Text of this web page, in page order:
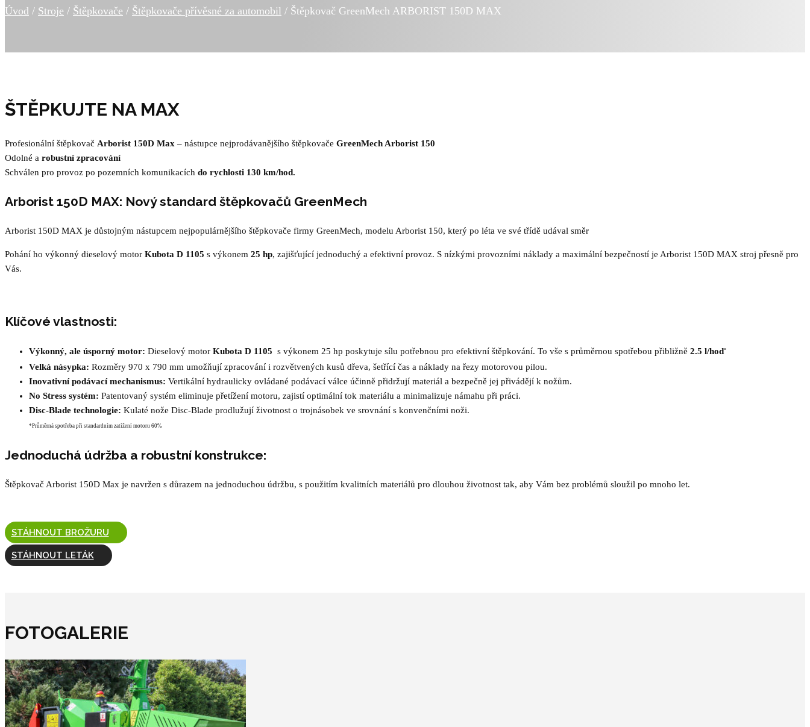
Úvod / Stroje / Štěpkovače / Štěpkovače přívěsné za automobil / Štěpkovač GreenMech ARBORIST 150D MAX
ŠTĚPKUJTE NA MAX
Profesionální štěpkovač Arborist 150D Max – nástupce nejprodávanějšího štěpkovače GreenMech Arborist 150
Odolné a robustní zpracování
Schválen pro provoz po pozemních komunikacích do rychlosti 130 km/hod.
Arborist 150D MAX: Nový standard štěpkovačů GreenMech
Arborist 150D MAX je důstojným nástupcem nejpopulárnějšího štěpkovače firmy GreenMech, modelu Arborist 150, který po léta ve své třídě udával směr
Pohání ho výkonný dieselový motor Kubota D 1105 s výkonem 25 hp, zajišťující jednoduchý a efektivní provoz. S nízkými provozními náklady a maximální bezpečností je Arborist 150D MAX stroj přesně pro
Vás.
Klíčové vlastnosti:
Výkonný, ale úsporný motor: Dieselový motor Kubota D 1105 s výkonem 25 hp poskytuje sílu potřebnou pro efektivní štěpkování. To vše s průměrnou spotřebou přibližně 2.5 l/hod*
Velká násypka: Rozměry 970 x 790 mm umožňují zpracování i rozvětvených kusů dřeva, šetřící čas a náklady na řezy motorovou pilou.
Inovativní podávací mechanismus: Vertikální hydraulicky ovládané podávací válce účinně přidržují materiál a bezpečně jej přivádějí k nožům.
No Stress systém: Patentovaný systém eliminuje přetížení motoru, zajistí optimální tok materiálu a minimalizuje námahu při práci.
Disc-Blade technologie: Kulaté nože Disc-Blade prodlužují životnost o trojnásobek ve srovnání s konvenčními noži.
*Průměrná spotřeba při standardním zatížení motoru 60%
Jednoduchá údržba a robustní konstrukce:
Štěpkovač Arborist 150D Max je navržen s důrazem na jednoduchou údržbu, s použitím kvalitních materiálů pro dlouhou životnost tak, aby Vám bez problémů sloužil po mnoho let.
STÁHNOUT BROŽURU
STÁHNOUT LETÁK
FOTOGALERIE